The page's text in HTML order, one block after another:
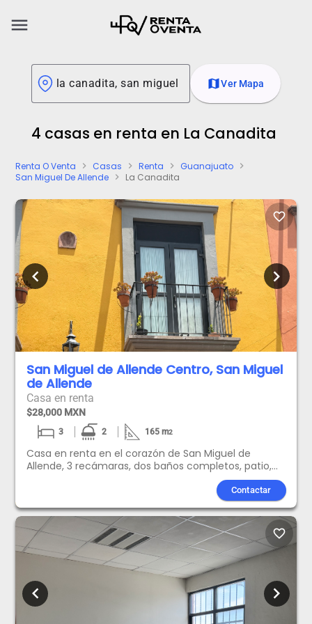
menu
mapVer Mapa
4 casas en renta en La Canadita
Renta O Venta chevron_right Casas chevron_right Renta chevron_right Guanajuato chevron_right
San Miguel De Allende chevron_right La Canadita
favorite_border
chevron_left chevron_right
San Miguel de Allende Centro, San Miguel
de Allende
Casa en renta
$28,000 MXN
3 2 165m2
Casa en renta en el corazón de San Miguel de
Allende, 3 recámaras, dos baños completos, patio,
cocina, requiere mejoras a dos cuadras de la iconica
parroquia de San Miguel Arcangél. Inmejorable
ubicación para disfrutar la vida en el corazón de la
ciudad.
Contactar
favorite_border
chevron_left chevron_right